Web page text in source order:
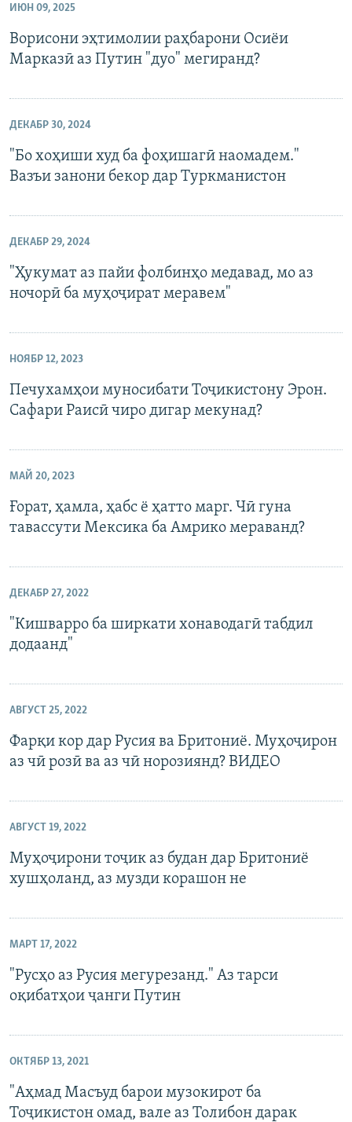
ИЮН 09, 2025
Ворисони эҳтимолии раҳбарони Осиёи
Марказӣ аз Путин "дуо" мегиранд?
ДЕКАБР 30, 2024
"Бо хоҳиши худ ба фоҳишагӣ наомадем."
Вазъи занони бекор дар Туркманистон
ДЕКАБР 29, 2024
"Ҳукумат аз пайи фолбинҳо медавад, мо аз
ночорӣ ба муҳоҷират меравем"
НОЯБР 12, 2023
Печухамҳои муносибати Тоҷикистону Эрон.
Сафари Раисӣ чиро дигар мекунад?
МАЙ 20, 2023
Ғорат, ҳамла, ҳабс ё ҳатто марг. Чӣ гуна
тавассути Мексика ба Амрико мераванд?
ДЕКАБР 27, 2022
"Кишварро ба ширкати хонаводагӣ табдил
додаанд"
АВГУСТ 25, 2022
Фарқи кор дар Русия ва Бритониё. Муҳоҷирон
аз чӣ розӣ ва аз чӣ норозиянд? ВИДЕО
АВГУСТ 19, 2022
Муҳоҷирони тоҷик аз будан дар Бритониё
хушҳоланд, аз музди корашон не
МАРТ 17, 2022
"Русҳо аз Русия мегурезанд." Аз тарси
оқибатҳои ҷанги Путин
ОКТЯБР 13, 2021
"Аҳмад Масъуд барои музокирот ба
Тоҷикистон омад, вале аз Толибон дарак